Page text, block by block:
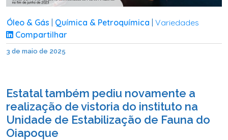
Óleo & Gás Química & Petroquímica Variedades
Compartilhar
3 de maio de 2025
Estatal também pediu novamente a
realização de vistoria do instituto na
Unidade de Estabilização de Fauna do
Oiapoque